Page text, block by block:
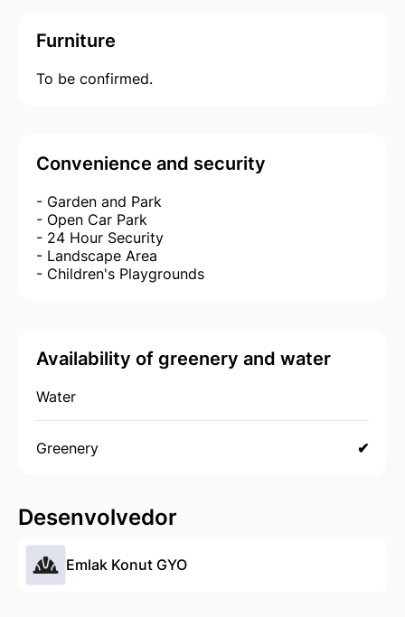
Furniture
To be confirmed.
Convenience and security
- Garden and Park
- Open Car Park
- 24 Hour Security
- Landscape Area
- Children's Playgrounds
Availability of greenery and water
Water
Greenery ✔
Desenvolvedor
Emlak Konut GYO